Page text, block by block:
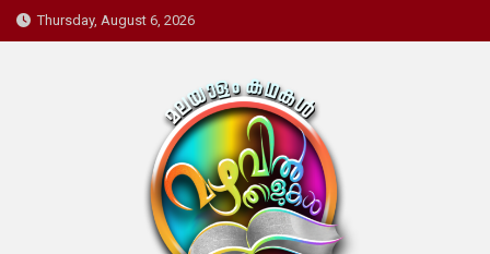
Skip
to
Thursday, August 6, 2026